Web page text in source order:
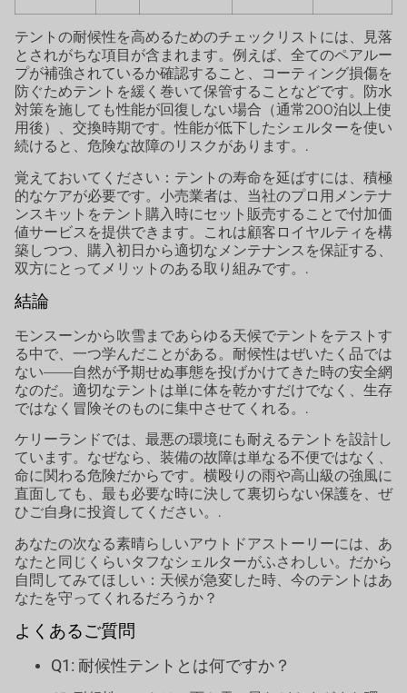
テントの耐候性を高めるためのチェックリストには、見落
とされがちな項目が含まれます。例えば、全てのペアルー
プが補強されているか確認すること、コーティング損傷を
防ぐためテントを緩く巻いて保管することなどです。防水
対策を施しても性能が回復しない場合（通常200泊以上使
用後）、交換時期です。性能が低下したシェルターを使い
続けると、危険な故障のリスクがあります。.
覚えておいてください：テントの寿命を延ばすには、積極
的なケアが必要です。小売業者は、当社のプロ用メンテナ
ンスキットをテント購入時にセット販売することで付加価
値サービスを提供できます。これは顧客ロイヤルティを構
築しつつ、購入初日から適切なメンテナンスを保証する、
双方にとってメリットのある取り組みです。.
結論
モンスーンから吹雪まであらゆる天候でテントをテストす
る中で、一つ学んだことがある。耐候性はぜいたく品では
ない——自然が予期せぬ事態を投げかけてきた時の安全網
なのだ。適切なテントは単に体を乾かすだけでなく、生存
ではなく冒険そのものに集中させてくれる。.
ケリーランドでは、最悪の環境にも耐えるテントを設計し
ています。なぜなら、装備の故障は単なる不便ではなく、
命に関わる危険だからです。横殴りの雨や高山級の強風に
直面しても、最も必要な時に決して裏切らない保護を、ぜ
ひご自身に投資してください。.
あなたの次なる素晴らしいアウトドアストーリーには、あ
なたと同じくらいタフなシェルターがふさわしい。だから
自問してみてほしい：天候が急変した時、今のテントはあ
なたを守ってくれるだろうか？
よくあるご質問
Q1: 耐候性テントとは何ですか？